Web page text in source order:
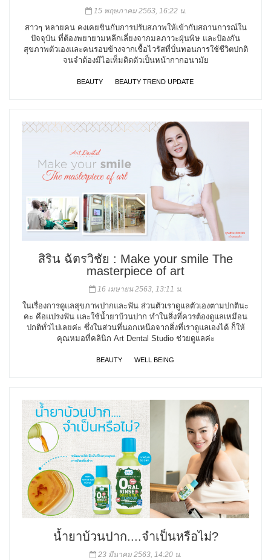
15 พฤษภาคม 2563, 16:22 น.
สาวๆ หลายคน คงเคยชินกับการปรับสภาพให้เข้ากับสถานการณ์ใน
ปัจจุบัน ที่ต้องพยายามหลีกเลี่ยงจากมลภาวะฝุ่นพิษ และป้องกัน
สุขภาพตัวเองและคนรอบข้างจากเชื้อไวรัสที่บั่นทอนการใช้ชีวิตปกติ
จนจำต้องมีไอเท็มติดตัวเป็นหน้ากากอนามัย
BEAUTY BEAUTY TREND UPDATE
สิริน ฉัตรวิชัย : Make your smile The
masterpiece of art
16 เมษายน 2563, 13:11 น.
ในเรื่องการดูแลสุขภาพปากและฟัน ส่วนตัวเราดูแลตัวเองตามปกตินะ
คะ คือแปรงฟัน และใช้น้ำยาบ้วนปาก ทำในสิ่งที่ควรต้องดูแลเหมือน
ปกติทั่วไปเลยค่ะ ซึ่งในส่วนที่นอกเหนือจากสิ่งที่เราดูแลเองได้ ก็ให้
คุณหมอที่คลินิก Art Dental Studio ช่วยดูแลค่ะ
BEAUTY WELL BEING
น้ำยาบ้วนปาก....จำเป็นหรือไม่?
23 มีนาคม 2563, 14:20 น.